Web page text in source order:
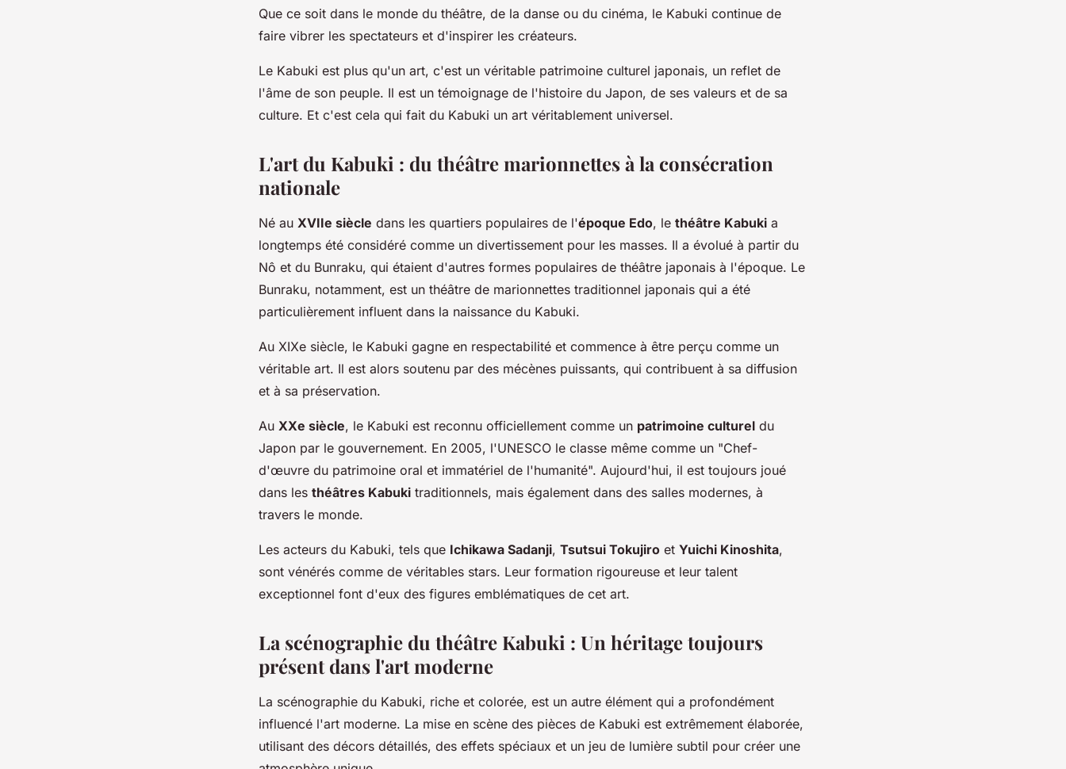
Que ce soit dans le monde du théâtre, de la danse ou du cinéma, le Kabuki continue de
faire vibrer les spectateurs et d'inspirer les créateurs.
Le Kabuki est plus qu'un art, c'est un véritable patrimoine culturel japonais, un reflet de
l'âme de son peuple. Il est un témoignage de l'histoire du Japon, de ses valeurs et de sa
culture. Et c'est cela qui fait du Kabuki un art véritablement universel.
L'art du Kabuki : du théâtre marionnettes à la consécration
nationale
Né au XVIIe siècle dans les quartiers populaires de l'époque Edo, le théâtre Kabuki a
longtemps été considéré comme un divertissement pour les masses. Il a évolué à partir du
Nô et du Bunraku, qui étaient d'autres formes populaires de théâtre japonais à l'époque. Le
Bunraku, notamment, est un théâtre de marionnettes traditionnel japonais qui a été
particulièrement influent dans la naissance du Kabuki.
Au XIXe siècle, le Kabuki gagne en respectabilité et commence à être perçu comme un
véritable art. Il est alors soutenu par des mécènes puissants, qui contribuent à sa diffusion
et à sa préservation.
Au XXe siècle, le Kabuki est reconnu officiellement comme un patrimoine culturel du
Japon par le gouvernement. En 2005, l'UNESCO le classe même comme un "Chef-
d'œuvre du patrimoine oral et immatériel de l'humanité". Aujourd'hui, il est toujours joué
dans les théâtres Kabuki traditionnels, mais également dans des salles modernes, à
travers le monde.
Les acteurs du Kabuki, tels que Ichikawa Sadanji, Tsutsui Tokujiro et Yuichi Kinoshita,
sont vénérés comme de véritables stars. Leur formation rigoureuse et leur talent
exceptionnel font d'eux des figures emblématiques de cet art.
La scénographie du théâtre Kabuki : Un héritage toujours
présent dans l'art moderne
La scénographie du Kabuki, riche et colorée, est un autre élément qui a profondément
influencé l'art moderne. La mise en scène des pièces de Kabuki est extrêmement élaborée,
utilisant des décors détaillés, des effets spéciaux et un jeu de lumière subtil pour créer une